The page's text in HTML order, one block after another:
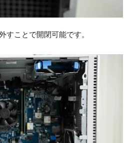
すことで開閉可能です。